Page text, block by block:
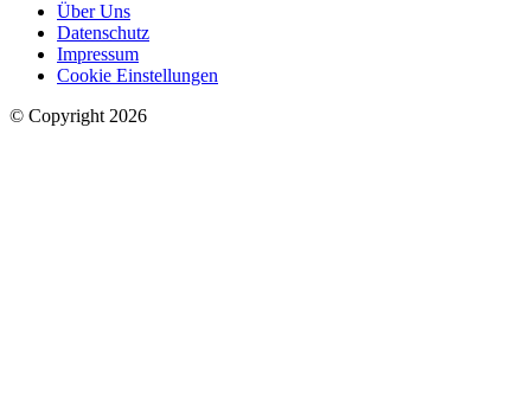
Über Uns
Datenschutz
Impressum
Cookie Einstellungen
© Copyright 2026